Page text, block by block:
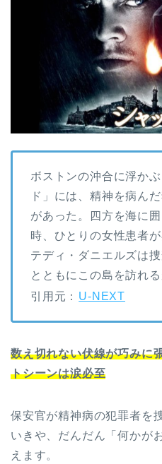
ボストンの沖合に浮か
ド」には、精神を病ん
があった。四方を海に
時、ひとりの女性患者
テディ・ダニエルズは
とともにこの島を訪れ
引用元： U-NEXT
数え切れない伏線が巧みに
トシーンは涙必至
保安官が精神病の犯罪者を
いきや、だんだん「何かが
えます。